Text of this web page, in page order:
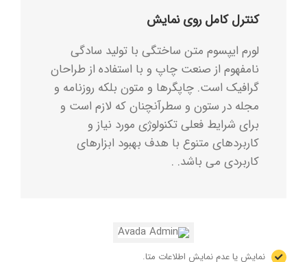
کنترل کامل روی نمایش
لورم ایپسوم متن ساختگی با تولید سادگی
نامفهوم از صنعت چاپ و با استفاده از طراحان
گرافیک است. چاپگرها و متون بلکه روزنامه و
مجله در ستون و سطرآنچنان که لازم است و
برای شرایط فعلی تکنولوژی مورد نیاز و
کاربردهای متنوع با هدف بهبود ابزارهای
کاربردی می باشد. .
نمایش یا عدم نمایش اطلاعات متا.